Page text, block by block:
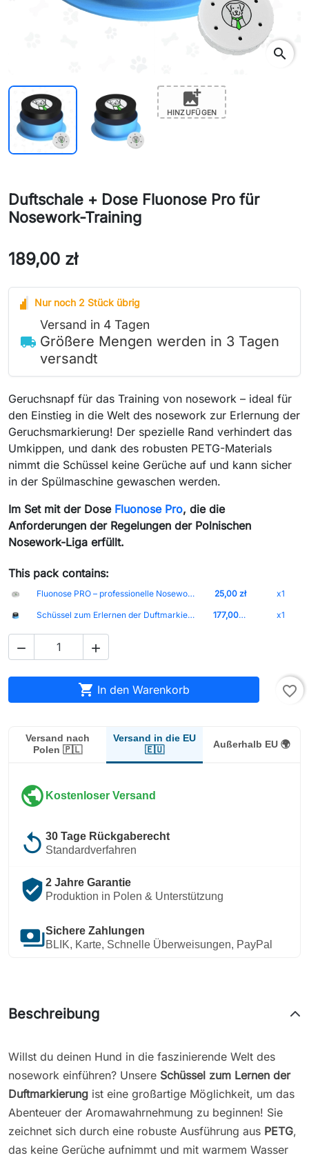
search
add_photo_alternate
HINZUFÜGEN
Duftschale + Dose Fluonose Pro für
Nosework-Training
189,00 zł
Nur noch 2 Stück übrig
local_shipping
Versand in 4 Tagen
Größere Mengen werden in 3 Tagen
versandt
Geruchsnapf für das Training von nosework – ideal für
den Einstieg in die Welt des nosework zur Erlernung der
Geruchsmarkierung! Der spezielle Rand verhindert das
Umkippen, und dank des robusten PETG-Materials
nimmt die Schüssel keine Gerüche auf und kann sicher
in der Spülmaschine gewaschen werden.
Im Set mit der Dose Fluonose Pro, die die
Anforderungen der Regelungen der Polnischen
Nosework-Liga erfüllt.
This pack contains:
Fluonose PRO – professionelle Nosework-Dose (10 cm) Deckel-Weiß Dose-Weiß 25,00 zł x1
Schüssel zum Erlernen der Duftmarkierung im Nosework-Training 177,00 zł x1
 
 In den Warenkorb favorite_border
Versand nach
Polen 🇵🇱
Versand in die EU
🇪🇺
Außerhalb EU 🌍
public Kostenloser Versand
replay 30 Tage Rückgaberecht
Standardverfahren
verified_user 2 Jahre Garantie
Produktion in Polen & Unterstützung
paymentsSichere Zahlungen
BLIK, Karte, Schnelle Überweisungen, PayPal
Beschreibung
Willst du deinen Hund in die faszinierende Welt des
nosework einführen? Unsere Schüssel zum Lernen der
Duftmarkierung ist eine großartige Möglichkeit, um das
Abenteuer der Aromawahrnehmung zu beginnen! Sie
zeichnet sich durch eine robuste Ausführung aus PETG,
das keine Gerüche aufnimmt und mit warmem Wasser